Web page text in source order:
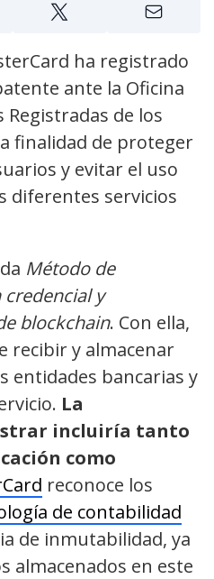
ha registrado
ante la Oficina
Registradas de los
finalidad de proteger
y evitar el uso
diferentes servicios
Método de
y
blockchain. Con ella,
recibir y almacenar
entidades bancarias y
La
incluiría tanto
como
reconoce los
de contabilidad
de inmutabilidad, ya
almacenados en este